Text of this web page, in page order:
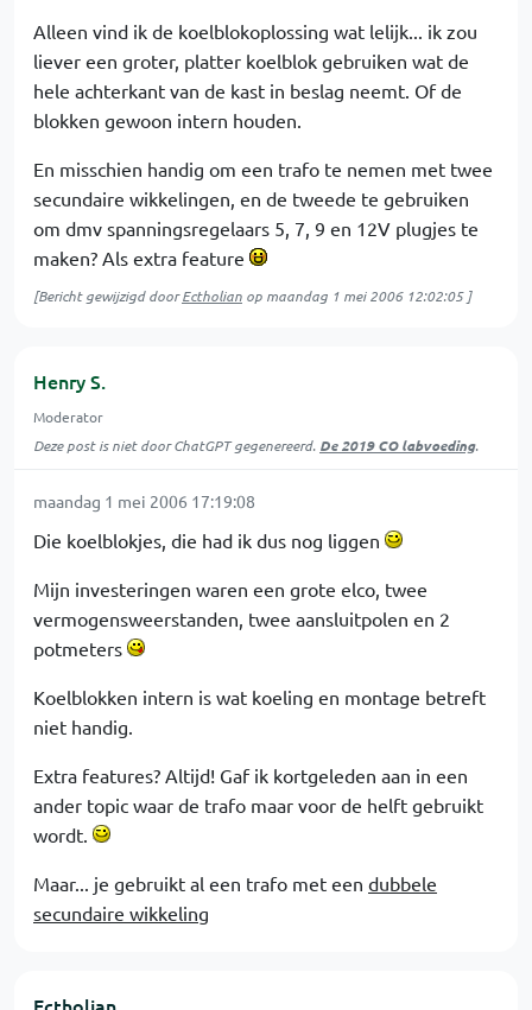
Alleen vind ik de koelblokoplossing wat lelijk... ik zou
liever een groter, platter koelblok gebruiken wat de
hele achterkant van de kast in beslag neemt. Of de
blokken gewoon intern houden.
En misschien handig om een trafo te nemen met twee
secundaire wikkelingen, en de tweede te gebruiken
om dmv spanningsregelaars 5, 7, 9 en 12V plugjes te
maken? Als extra feature
[Bericht gewijzigd doorEctholian op maandag 1 mei 2006 12:02:05]
Henry S.
Moderator
Deze post is niet door ChatGPT gegenereerd. De 2019 CO labvoeding.
maandag 1 mei 2006 17:19:08
Die koelblokjes, die had ik dus nog liggen
Mijn investeringen waren een grote elco, twee
vermogensweerstanden, twee aansluitpolen en 2
potmeters
Koelblokken intern is wat koeling en montage betreft
niet handig.
Extra features? Altijd! Gaf ik kortgeleden aan in een
ander topic waar de trafo maar voor de helft gebruikt
wordt.
Maar... je gebruikt al een trafo met een dubbele
secundaire wikkeling